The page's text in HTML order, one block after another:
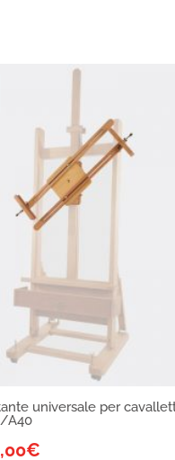
universale per
A40
€